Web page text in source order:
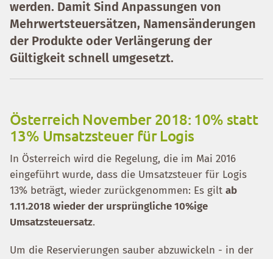
werden. Damit Sind Anpassungen von
Mehrwertsteuersätzen, Namensänderungen
der Produkte oder Verlängerung der
Gültigkeit schnell umgesetzt.
Österreich November 2018: 10% statt
13% Umsatzsteuer für Logis
In Österreich wird die Regelung, die im Mai 2016
eingeführt wurde, dass die Umsatzsteuer für Logis
13% beträgt, wieder zurückgenommen: Es gilt ab
1.11.2018 wieder der ursprüngliche 10%ige
Umsatzsteuersatz.
Um die Reservierungen sauber abzuwickeln - in der